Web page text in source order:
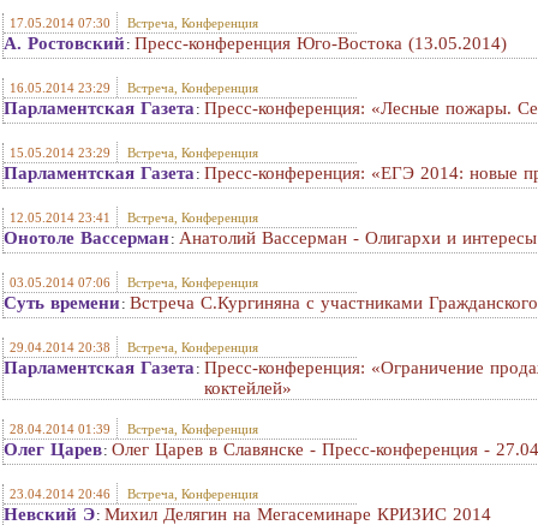
17.05.2014 07:30 Встреча, Конференция
А. Ростовский: Пресс-конференция Юго-Востока (13.05.2014)
16.05.2014 23:29 Встреча, Конференция
Парламентская Газета : Пресс-конференция: «Лесные пожары.
15.05.2014 23:29 Встреча, Конференция
Парламентская Газета : Пресс-конференция: «ЕГЭ 2014: новые
12.05.2014 23:41 Встреча, Конференция
Онотоле Вассерман: Анатолий Вассерман - Олигархи и
03.05.2014 07:06 Встреча, Конференция
Суть времени: Встреча С.Кургиняна с участниками
29.04.2014 20:38 Встреча, Конференция
Парламентская Газета : Пресс-конференция: «Ограничение
коктейлей»
28.04.2014 01:39 Встреча, Конференция
Олег Царев: Олег Царев в Славянске - Пресс-конференция -
23.04.2014 20:46 Встреча, Конференция
Невский Э: Михил Делягин на Мегасеминаре КРИЗИС 2014